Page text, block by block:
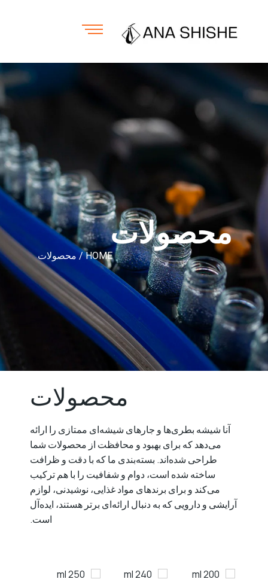
محصولات
HOME/ محصولات
محصولات
آنا شیشه بطری‌ها و جارهای شیشه‌ای ممتازی را ارائه
می‌دهد که برای بهبود و محافظت از محصولات شما
طراحی شده‌اند. بسته‌بندی ما که با دقت و ظرافت
ساخته شده است، دوام و شفافیت را با هم ترکیب
می‌کند و برای برندهای مواد غذایی، نوشیدنی، لوازم
آرایشی و دارویی که به دنبال ارائه‌ای برتر هستند، ایده‌آل